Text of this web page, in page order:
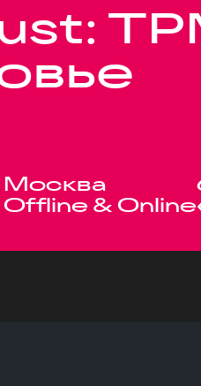
Москва
Offline & Online